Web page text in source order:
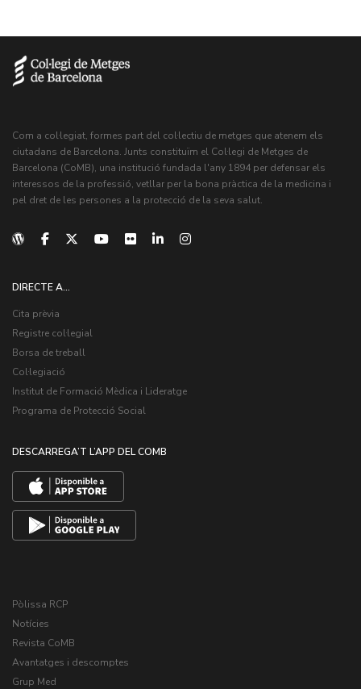
Com a col·legiat, formes part del col·lectiu de metges que atenem els
ciutadans de Barcelona. Junts constituïm el Col·legi de Metges de
Barcelona (CoMB), una institució fundada l'any 1894 per defensar els
interessos de la professió, vetllar per la bona pràctica de la medicina i
pel dret de les persones a la protecció de la seva salut.
DIRECTE A...
Cita prèvia
Registre col·legial
Borsa de treball
Col·legiació
Institut de Formació Mèdica i Lideratge
Programa de Protecció Social
DESCARREGA’T L’APP DEL COMB
Pòlissa RCP
Notícies
Revista CoMB
Avantatges i descomptes
Grup Med